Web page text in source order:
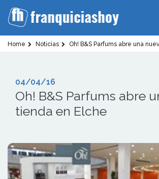
Home Noticias Oh! B&S Parfums abre una
04/04/16
Oh! B&S Parfums abre
tienda en Elche